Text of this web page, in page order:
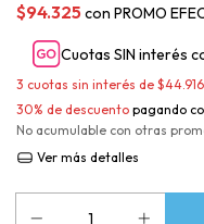
$94.325 con PROMO
Cuotas SIN interés
3 cuotas sin interés de
30% de descuento pagando
No acumulable con otras
Ver más detalles